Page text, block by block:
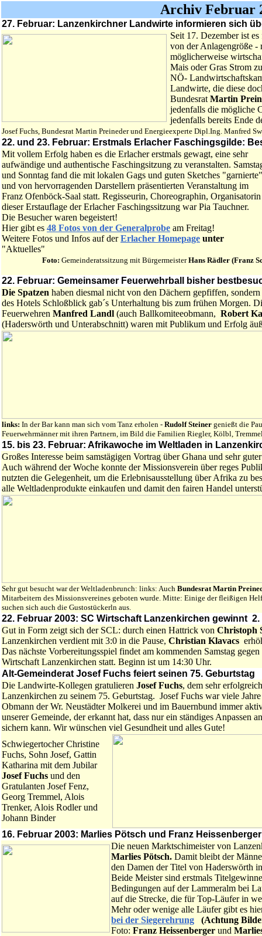
Archiv Februar
27. Februar: Lanzenkirchner Landwirte informieren sich
Seit 17. Dezember ist
von der Anlagengröße -
möglicherweise
Mais oder Gras Strom
NÖ-
Landwirte, die diese
Bundesrat Martin
jedenfalls die mögliche
jedenfalls bereits Ende
Josef Fuchs, Bundesrat Martin Preineder und Energieexperte Dipl.Ing. Manfred
22. und 23. Februar: Erstmals Erlacher Faschingsgilde:
Mit vollem Erfolg haben es die Erlacher erstmals gewagt, eine sehr
aufwändige und authentische Faschingsitzung zu veranstalten.
und Sonntag fand die mit lokalen Gags und guten Sketches "garnierte"
und von hervorragenden Darstellern präsentierten Veranstaltung im
Franz Ofenböck-Saal statt. Regisseurin, Choreographin, Organisatorin
dieser Erstauflage der Erlacher Faschingssitzung war Pia Tauchner.
Die Besucher waren begeistert!
Hier gibt es 48 Fotos von der Generalprobe am Freitag!
Weitere Fotos und Infos auf derErlacher Homepage unter
"Aktuelles"
Foto: Gemeinderatssitzung mit BürgermeisterHans Rädler (Franz
22. Februar: Gemeinsamer Feuerwehrball bisher
Die Spatzen haben diesmal nicht von den Dächern gepfiffen,
des Hotels Schloßblick gab´s Unterhaltung bis zum frühen Morgen.
Feuerwehren Manfred Landl (auch Ballkomiteeobmann, Robert
(Haderswörth und Unterabschnitt) waren mit Publikum und Erfolg
links: In der Bar kann man sich vom Tanz erholen - Rudolf Steiner genießt die
Feuerwehrmänner mit ihren Partnern, im Bild die Familien Riegler, Kölbl,
15. bis 23. Februar: Afrikawoche im Weltladen in
Großes Interesse beim samstägigen Vortrag über Ghana und sehr
Auch während der Woche konnte der Missionsverein über reges
nutzten die Gelegenheit, um die Erlebnisausstellung über Afrika zu
alle Weltladenprodukte einkaufen und damit den fairen Handel
Sehr gut besucht war der Weltladenbrunch: links: Auch Bundesrat Martin
Mitarbeitern des Missionsvereines geboten wurde. Mitte: Einige der fleißigen
suchen sich auch die Gustostückerln aus.
22. Februar 2003: SC Wirtschaft Lanzenkirchen gewinnt
Gut in Form zeigt sich der SCL: durch einen Hattrick von Christoph
Lanzenkirchen verdient mit 3:0 in die Pause, Christian Klavacs
Das nächste Vorbereitungsspiel findet am kommenden Samstag
Wirtschaft Lanzenkirchen statt. Beginn ist um 14:30 Uhr.
Alt-Gemeinderat Josef Fuchs feiert seinen 75. Geburtstag
Die Landwirte-Kollegen gratulieren Josef Fuchs, dem sehr
Lanzenkirchen zu seinem 75. Geburtstag. Josef Fuchs war viele
Obmann der Wr. Neustädter Molkerei und im Bauernbund immer
unserer Gemeinde, der erkannt hat, dass nur ein ständiges Anpassen
sichern kann. Wir wünschen viel Gesundheit und alles Gute!
Schwiegertocher Christine
Fuchs, Sohn Josef, Gattin
Katharina mit dem Jubilar
Josef Fuchs und den
Gratulanten Josef Fenz,
Georg Tremmel, Alois
Trenker, Alois Rodler und
Johann Binder
16. Februar 2003: Marlies Pötsch und Franz
Die neuen Marktschimeister von
Marlies Pötsch. Damit bleibt der
den Damen der Titel von Haderswörth
Beide Meister sind erstmals
Bedingungen auf der Lammeralm bei
auf die Strecke, die für Top-Läufer in
Mehr oder wenige alle Läufer gibt es
bei der Siegerehrung (Achtung
Foto: Franz Heissenberger und